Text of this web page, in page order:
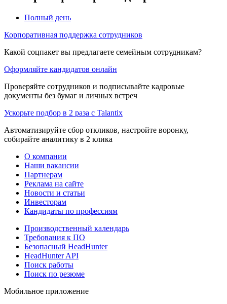
Полный день
Корпоративная поддержка сотрудников
Какой соцпакет вы предлагаете семейным сотрудникам?
Оформляйте кандидатов онлайн
Проверяйте сотрудников и подписывайте кадровые
документы без бумаг и личных встреч
Ускорьте подбор в 2 раза с Talantix
Автоматизируйте сбор откликов, настройте воронку,
собирайте аналитику в 2 клика
О компании
Наши вакансии
Партнерам
Реклама на сайте
Новости и статьи
Инвесторам
Кандидаты по профессиям
Производственный календарь
Требования к ПО
Безопасный HeadHunter
HeadHunter API
Поиск работы
Поиск по резюме
Мобильное приложение